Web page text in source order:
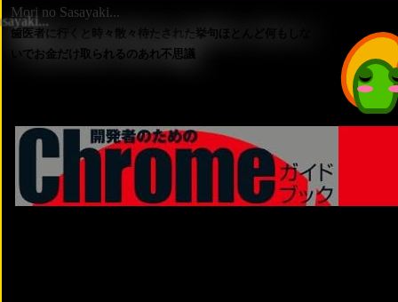
Mori no Sasayaki...
歯医者に行くと時々散々待たされた挙句ほとんど何もしな
いでお金だけ取られるのあれ不思議